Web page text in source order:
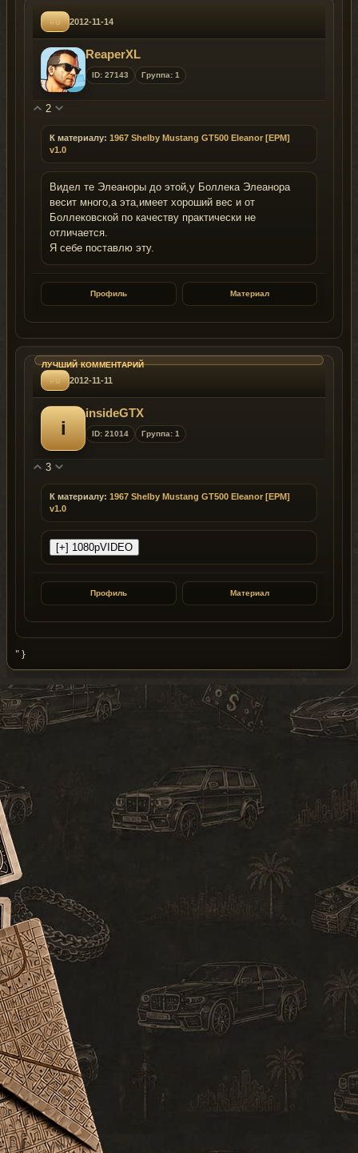
#8 2012-11-14
ReaperXL
ID: 27143 Группа: 1
2
К материалу: 1967 Shelby Mustang GT500 Eleanor [EPM]
v1.0
Видел те Элеаноры до этой,у Боллека Элеанора
весит много,а эта,имеет хороший вес и от
Боллековской по качеству практически не
отличается.
Я себе поставлю эту.
Профиль Материал
#6 2012-11-11
i
insideGTX
ID: 21014 Группа: 1
3
К материалу: 1967 Shelby Mustang GT500 Eleanor [EPM]
v1.0
Профиль Материал
" }